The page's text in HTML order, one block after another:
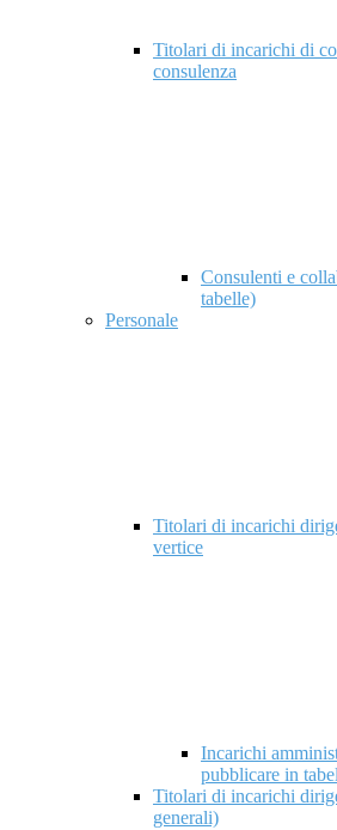
Titolari di incarichi di
consulenza
Consulenti e
tabelle)
Personale
Titolari di incarichi
vertice
Incarichi
pubblicare in
Titolari di incarichi
generali)